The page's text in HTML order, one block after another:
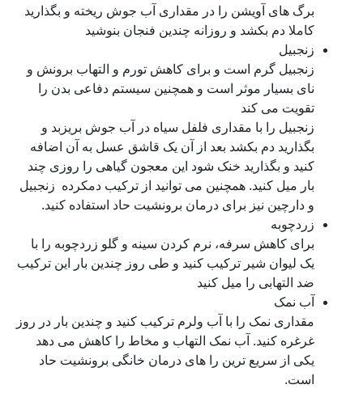
برگ های آویشن را در مقداری آب جوش ریخته و بگذارید
کاملا دم بکشد و روزانه چندین فنجان بنوشید
زنجبیل
زنجبیل گرم است و برای کاهش تورم و التهاب برونش و
نای بسیار موثر است و همچنین سیستم دفاعی بدن را
تقویت می کند
زنجبیل را با مقداری فلفل سیاه در آب جوش بریزبد و
بگذارید دم بکشد بعد از آن یک قاشق عسل به آن اضافه
کنید و بگذارید خنک شود این معجون گیاهی را روزی چند
بار میل کنید. همچنین می توانید از ترکیب دمکرده زنجبیل
و دارچین نیز برای درمان برونشیت حاد استفاده کنید.
زردچوبه
برای کاهش سرفه، نرم کردن سینه و گلو زردچوبه را با
یک لیوان شیر ترکیب کنید و طی روز چندین بار این ترکیب
ضد التهابی را میل کنید
آب نمک
مقداری نمک را با آب ولرم ترکیب کنید و چندین بار در روز
غرغره کنید. آب نمک التهاب و مخاط را کاهش می دهد
یکی از سریع ترین را های درمان خانگی برونشیت حاد
است.